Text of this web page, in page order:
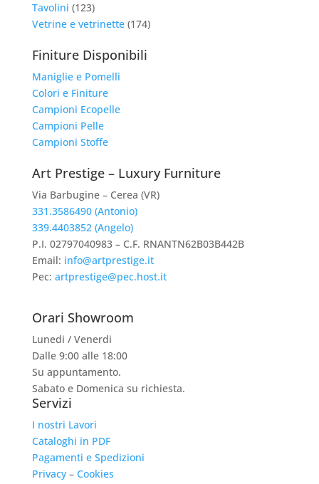
Tavolini (123)
Vetrine e vetrinette (174)
Finiture Disponibili
Maniglie e Pomelli
Colori e Finiture
Campioni Ecopelle
Campioni Pelle
Campioni Stoffe
Art Prestige – Luxury Furniture
Via Barbugine – Cerea (VR)
331.3586490 (Antonio)
339.4403852 (Angelo)
P.I. 02797040983 – C.F. RNANTN62B03B442B
Email: info@artprestige.it
Pec: artprestige@pec.host.it
Orari Showroom
Lunedi / Venerdi
Dalle 9:00 alle 18:00
Su appuntamento.
Sabato e Domenica su richiesta.
Servizi
I nostri Lavori
Cataloghi in PDF
Pagamenti e Spedizioni
Privacy– Cookies